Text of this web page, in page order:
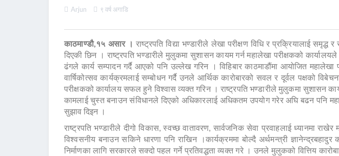
Arjun ९ वर्ष अगाडि
काठमाण्डौ,१५ असार । राष्ट्रपति विद्या भण्डारीले लेखा परीक्षण विधि र प्रक्रियालाई समृद्ध
दिएकी छिन । राष्ट्रपति भण्डारीले मुलुकमा सुशासन कायम गर्न महालेखा परीक्षकको कार्यालयले
ढंगले कार्य सम्पादन गर्दै आएको पनि उल्लेख गरिन । विहिबार काठमाडौंमा आयोजित महालेखा
वार्षिकोत्सव कार्यक्रमलाई सम्बोधन गर्दै उनले आर्थिक कारोबारको सवल र दूर्वल पक्षको
परीक्षकको कार्यालय सफल हुने विश्वास व्यक्त गरिन । राष्ट्रपति भण्डारीले मुलुकमा सुशासन
कामलाई चुस्त बनाउन संविधानले दिएको अधिकारलाई अधिकतम उपयोग गरेर अघि बढन पनि
सुझाव दिइन ।
राष्ट्रपति भण्डारीले दीगो विकास, स्वच्छ वातावरण, सार्वजनिक सेवा प्रवाहलाई ध्यानमा
विश्वसनीय बनाउन सकिने धारणा पनि राखिन ।कार्यक्रममा बोल्दै अर्थमन्त्री ज्ञानेन्द्रबहादुर
निर्माणका लागि सरकारले सक्दो पहल गर्ने प्रतिवद्धता व्यक्त गरे । उनले मुलुकको वित्तिय